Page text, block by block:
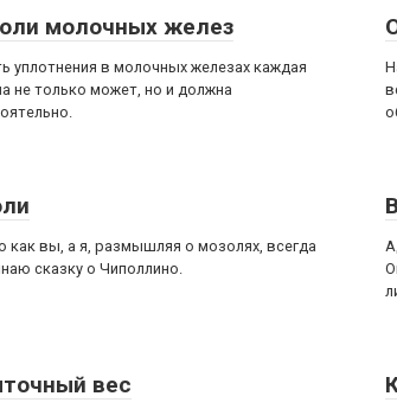
молочных желез
уплотнения в молочных железах каждая
не только может, но и должна
как вы, а я, размышляя о мозолях, всегда
сказку о Чиполлино.
вес